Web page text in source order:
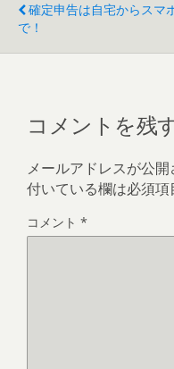
確定申告は自宅からスマ
で！
コメントを残
メールアドレスが公開
付いている欄は必須項
コメント *